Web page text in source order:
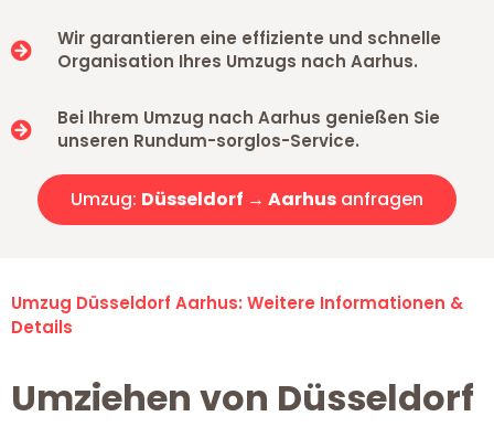
Wir garantieren eine effiziente und schnelle
Organisation Ihres Umzugs nach Aarhus.
Bei Ihrem Umzug nach Aarhus genießen Sie
unseren Rundum-sorglos-Service.
Umzug: Düsseldorf → Aarhus anfragen
Umzug Düsseldorf Aarhus: Weitere Informationen &
Details
Umziehen von Düsseldorf